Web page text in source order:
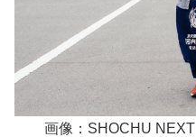
画像：SHOCHU NEXT